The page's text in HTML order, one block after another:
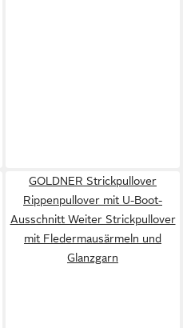
GOLDNER Strickpullover
Rippenpullover mit U-Boot-
Ausschnitt Weiter Strickpullover
mit Fledermausärmeln und
Glanzgarn